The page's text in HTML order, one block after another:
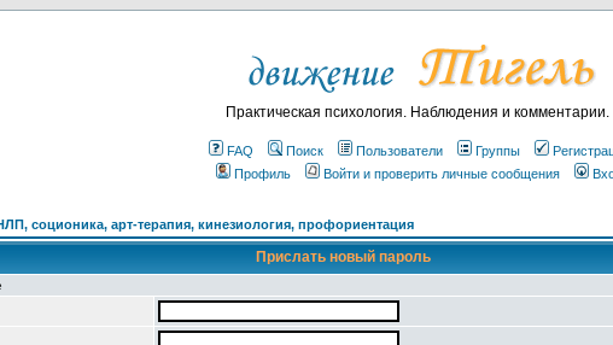
Практическая психология. Наблюдения и комментарии.
FAQ Поиск Пользователи Группы
Профиль
Войти и проверить личные сообщения
соционика, арт-терапия, кинезиология, профориентация
Прислать новый пароль